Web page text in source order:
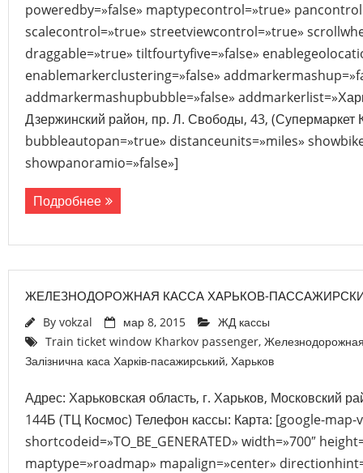
poweredby=»false» maptypecontrol=»true»
scalecontrol=»true» streetviewcontrol=»true»
draggable=»true» tiltfourtyfive=»false»
enablemarkerclustering=»false»
addmarkermashupbubble=»false»
Дзержинский район, пр. Л. Свободы, 43, (Супермаркет
bubbleautopan=»true» distanceunits=»miles»
showpanoramio=»false»]
Подробнее
ЖЕЛЕЗНОДОРОЖНАЯ КАССА ХАРЬКОВ-
By vokzal мар 8, 2015
ЖД кассы
Train ticket window Kharkov passenger,
Залізнична каса Харків-пасажирський, Харьков
Адрес: Харьковская область, г. Харьков, Московский
144Б (ТЦ Космос) Телефон кассы: Карта: [google-map-
shortcodeid=»TO_BE_GENERATED» width=»700″
maptype=»roadmap» mapalign=»center»